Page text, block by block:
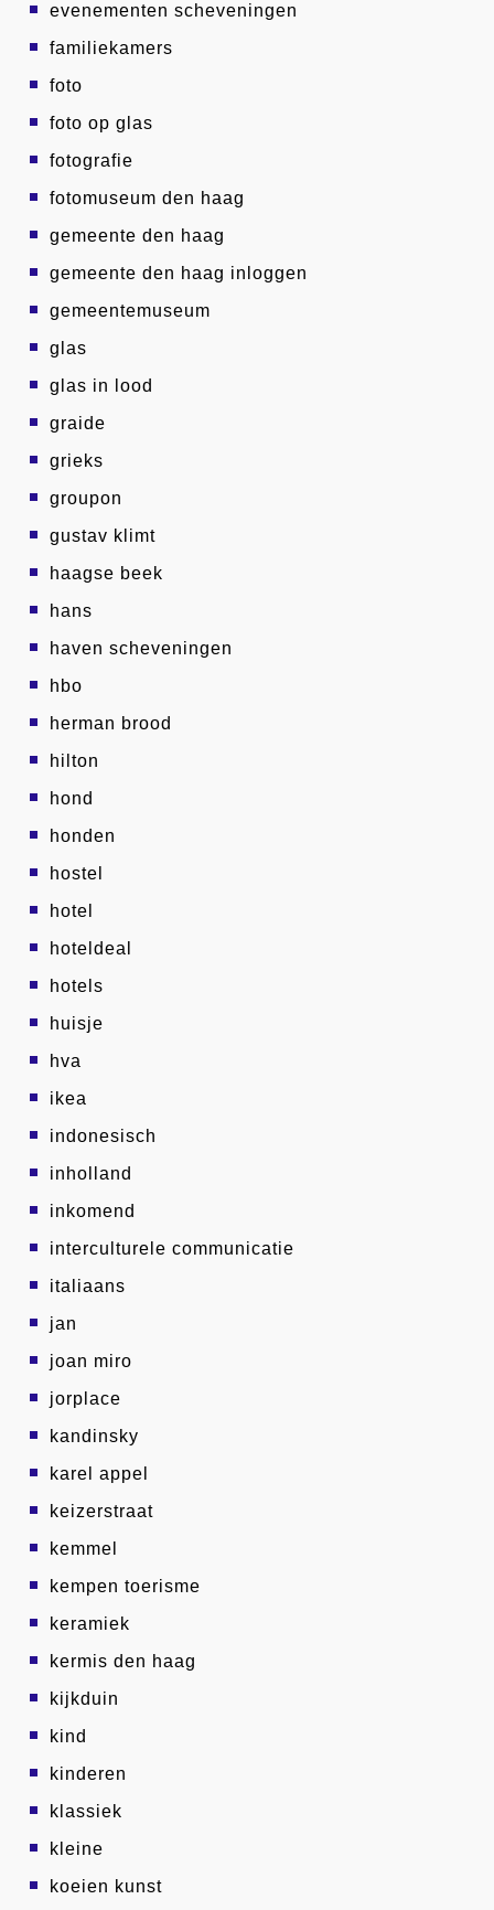
evenementen scheveningen
familiekamers
foto
foto op glas
fotografie
fotomuseum den haag
gemeente den haag
gemeente den haag inloggen
gemeentemuseum
glas
glas in lood
graide
grieks
groupon
gustav klimt
haagse beek
hans
haven scheveningen
hbo
herman brood
hilton
hond
honden
hostel
hotel
hoteldeal
hotels
huisje
hva
ikea
indonesisch
inholland
inkomend
interculturele communicatie
italiaans
jan
joan miro
jorplace
kandinsky
karel appel
keizerstraat
kemmel
kempen toerisme
keramiek
kermis den haag
kijkduin
kind
kinderen
klassiek
kleine
koeien kunst